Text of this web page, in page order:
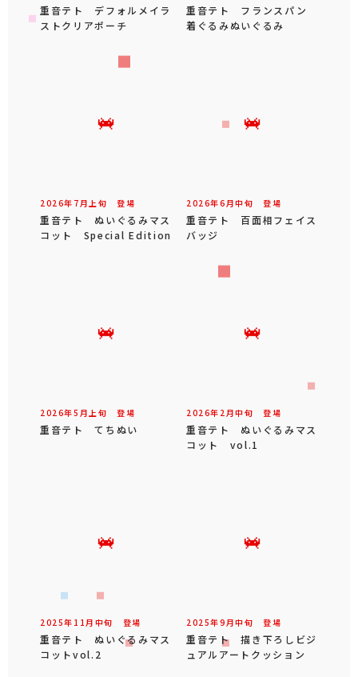
重音テト デフォルメイラ
ストクリアポーチ
重音テト フランスパン
着ぐるみぬいぐるみ
2026年 7 月 上旬 登場
重音テト ぬいぐるみマス
コット Special Edition
2026年6 月中旬 登場
重音テト 百面相フェイス
バッジ
2026年5 月 上旬 登場
重音テト てちぬい
2026年 2 月中旬 登場
重音テト ぬいぐるみマス
コット vol.1
2025年 11 月 中旬 登場
重音テト ぬいぐるみマス
コットvol.2
2025年9 月中旬 登場
重音テト 描き下ろしビジ
ュアルアートクッション